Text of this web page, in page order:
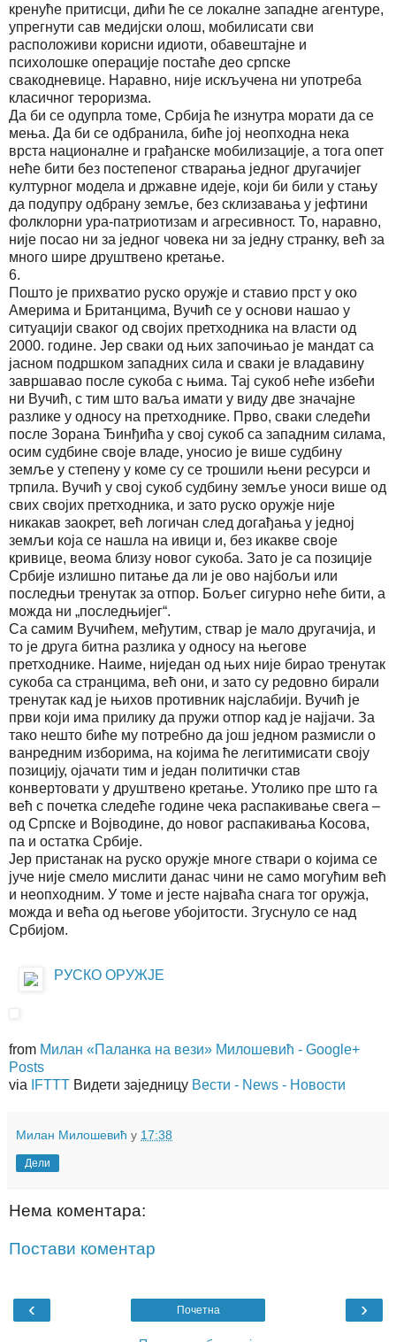
кренуће притисци, дићи ће се локалне западне агентуре,
упрегнути сав медијски олош, мобилисати сви
расположиви корисни идиоти, обавештајне и
психолошке операције постаће део српске
свакодневице. Наравно, није искључена ни употреба
класичног тероризма.
Да би се одупрла томе, Србија ће изнутра морати да се
мења. Да би се одбранила, биће јој неопходна нека
врста националне и грађанске мобилизације, а тога опет
неће бити без постепеног стварања једног другачијег
културног модела и државне идеје, који би били у стању
да подупру одбрану земље, без склизавања у јефтини
фолклорни ура-патриотизам и агресивност. То, наравно,
није посао ни за једног човека ни за једну странку, већ за
много шире друштвено кретање.
6.
Пошто је прихватио руско оружје и ставио прст у око
Америма и Британцима, Вучић се у основи нашао у
ситуацији сваког од својих претходника на власти од
2000. године. Јер сваки од њих започињао је мандат са
јасном подршком западних сила и сваки је владавину
завршавао после сукоба с њима. Тај сукоб неће избећи
ни Вучић, с тим што ваља имати у виду две значајне
разлике у односу на претходнике. Прво, сваки следећи
после Зорана Ђинђића у свој сукоб са западним силама,
осим судбине своје владе, уносио је више судбину
земље у степену у коме су се трошили њени ресурси и
трпила. Вучић у свој сукоб судбину земље уноси више од
свих својих претходника, и зато руско оружје није
никакав заокрет, већ логичан след догађања у једној
земљи која се нашла на ивици и, без икакве своје
кривице, веома близу новог сукоба. Зато је са позиције
Србије излишно питање да ли је ово најбољи или
последњи тренутак за отпор. Бољег сигурно неће бити, а
можда ни „последњијег“.
Са самим Вучићем, међутим, ствар је мало другачија, и
то је друга битна разлика у односу на његове
претходнике. Наиме, ниједан од њих није бирао тренутак
сукоба са странцима, већ они, и зато су редовно бирали
тренутак кад је њихов противник најслабији. Вучић је
први који има прилику да пружи отпор кад је најјачи. За
тако нешто биће му потребно да још једном размисли о
ванредним изборима, на којима ће легитимисати своју
позицију, ојачати тим и један политички став
конвертовати у друштвено кретање. Утолико пре што га
већ с почетка следеће године чека распакивање свега –
од Српске и Војводине, до новог распакивања Косова,
па и остатка Србије.
Јер пристанак на руско оружје многе ствари о којима се
јуче није смело мислити данас чини не само могућим већ
и неопходним. У томе и јесте најваћа снага тог оружја,
можда и већа од његове убојитости. Згуснуло се над
Србијом.
РУСКО ОРУЖЈЕ
from Милан «Паланка на вези» Милошевић - Google+
Posts
via
IFTTT Видети заједницу Вести - News - Новости
Милан Милошевић у 17:38
Дели
Нема коментара:
Постави коментар
‹ ›
Почетна